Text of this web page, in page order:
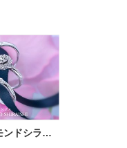
銀座ダイヤモンドシライシ